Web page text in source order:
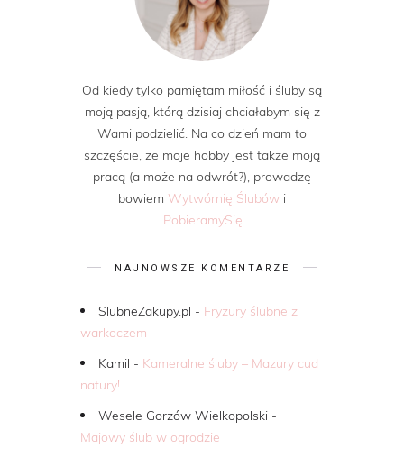
Od kiedy tylko pamiętam miłość i śluby są
moją pasją, którą dzisiaj chciałabym się z
Wami podzielić. Na co dzień mam to
szczęście, że moje hobby jest także moją
pracą (a może na odwrót?), prowadzę
bowiem Wytwórnię Ślubów i
PobieramySię
NAJNOWSZE KOMENTARZE
SlubneZakupy.pl - Fryzury ślubne z
warkoczem
Kamil - Kameralne śluby – Mazury cud
natury!
Wesele Gorzów Wielkopolski -
Majowy ślub w ogrodzie